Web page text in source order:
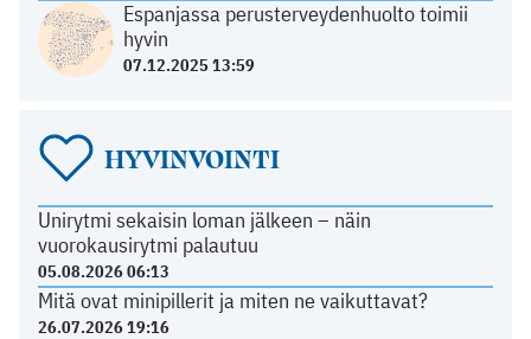
Espanjassa perusterveydenhuolto toimii
hyvin
07.12.2025 13:59
HYVINVOINTI
Unirytmi sekaisin loman jälkeen – näin
vuorokausirytmi palautuu
05.08.2026 06:13
Mitä ovat minipillerit ja miten ne vaikuttavat?
26.07.2026 19:16